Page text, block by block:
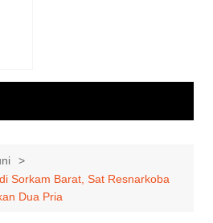
Sorkam Barat, Sat Resnarkoba
Dua Pria